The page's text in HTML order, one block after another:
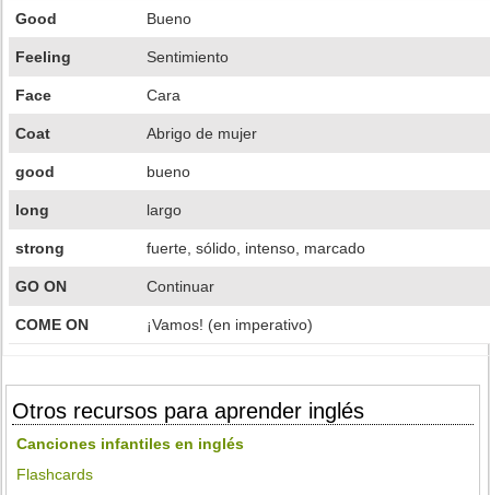
Good Bueno
Feeling Sentimiento
Face Cara
Coat Abrigo de mujer
good bueno
long largo
strong fuerte, sólido, intenso, marcado
GO ON Continuar
COME ON ¡Vamos! (en imperativo)
Otros recursos para aprender inglés
Canciones infantiles en inglés
Flashcards